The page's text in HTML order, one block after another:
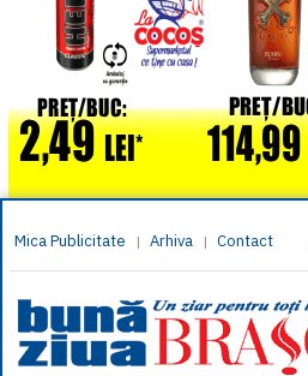
Mica Publicitate | Arhiva | Contact